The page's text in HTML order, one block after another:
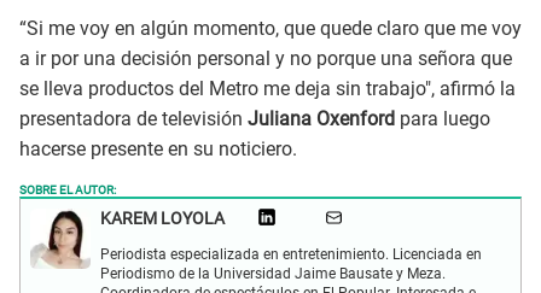
“Si me voy en algún momento, que quede claro que me voy
a ir por una decisión personal y no porque una señora que
se lleva productos del Metro me deja sin trabajo", afirmó la
presentadora de televisión Juliana Oxenford para luego
hacerse presente en su noticiero.
SOBRE EL AUTOR:
KAREM LOYOLA
Periodista especializada en entretenimiento. Licenciada en
Periodismo de la Universidad Jaime Bausate y Meza.